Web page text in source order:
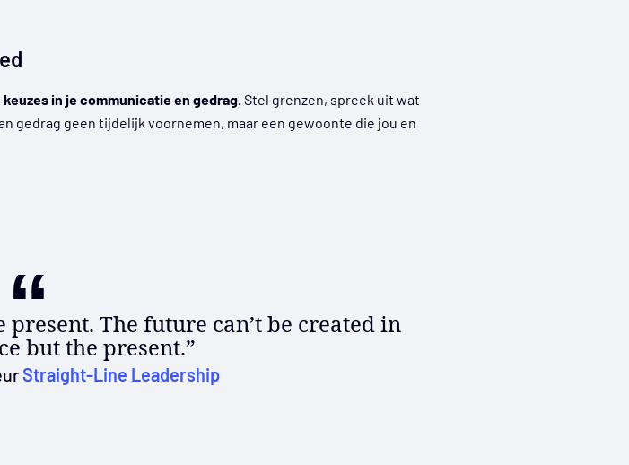
in je communicatie en gedrag. Stel grenzen, spreek uit wat
gedrag geen tijdelijk voornemen, maar een gewoonte die jou en
The future can’t be created in
but the present.”
Straight-Line Leadership